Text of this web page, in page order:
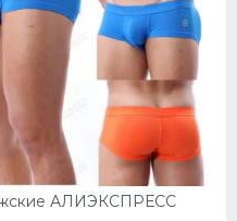
АЛИЭКСПРЕСС